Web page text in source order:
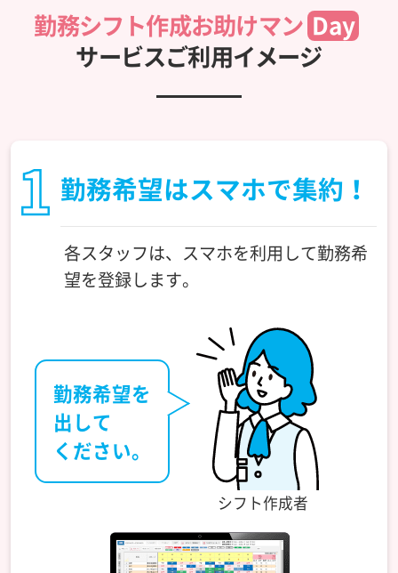
勤務シフト作成お助けマン Day
サービスご利用イメージ
勤務希望はスマホで集約！
各スタッフは、スマホを利用して勤務希
望を登録します。
勤務希望を
出して
ください。
シフト作成者